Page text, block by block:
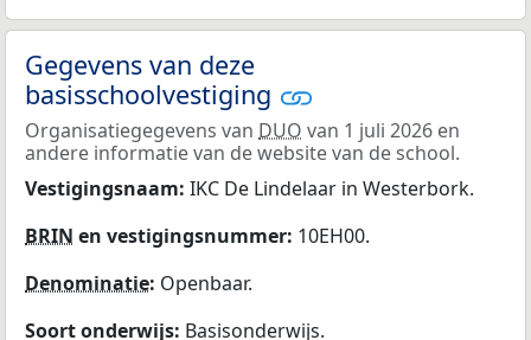
Gegevens van deze
basisschoolvestiging
Organisatiegegevens van DUO van 1 juli 2026 en
andere informatie van de website van de school.
Vestigingsnaam: IKC De Lindelaar in Westerbork.
BRIN en vestigingsnummer: 10EH00.
Denominatie: Openbaar.
Soort onderwijs: Basisonderwijs.